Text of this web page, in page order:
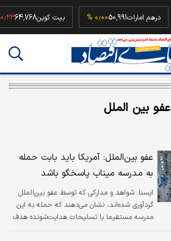
درهم امارات50,991 ۰٫۰۰ % بیت کوین64,768
عفو بین الملل
عفو بین‌الملل: آمریکا باید بابت حمله
به مدرسه میناب پاسخگو باشد
ايسنا: شواهد و مدارکی که توسط عفو بین‌الملل
گردآوری شده‌اند، نشان می‌دهند که حمله به این
مدرسه مستقیما با تسلیحات هدایت‌شونده هدف